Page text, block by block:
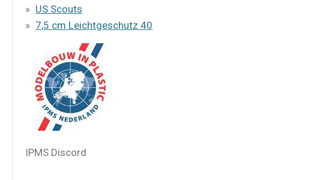
US Scouts
7,5 cm Leichtgeschutz 40
IPMS Discord